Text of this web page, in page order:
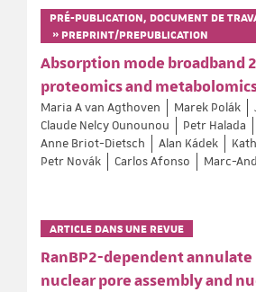
PRÉ-PUBLICATION, DOCUMENT DE
» PREPRINT/PREPUBLICATION
Absorption mode broadband
proteomics and
Maria A van Agthoven Marek Polák
Claude Nelcy Ounounou
Petr Halada
Anne Briot-Dietsch
Alan Kádek
Petr Novák
Carlos Afonso Marc-
ARTICLE DANS UNE REVUE
RanBP2-dependent
nuclear pore assembly and